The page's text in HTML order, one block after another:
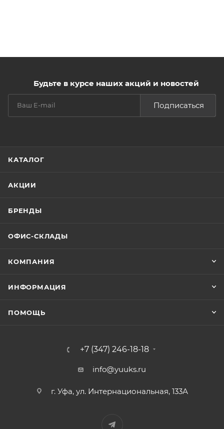
Будьте в курсе наших акций и новостей
Подписаться
КАТАЛОГ
АКЦИИ
БРЕНДЫ
ОФИС-СКЛАДЫ
КОМПАНИЯ
ИНФОРМАЦИЯ
ПОМОЩЬ
+7 (347) 246-18-18
info@yuuks.ru
г. Уфа, ул. Интернациональная, 133А